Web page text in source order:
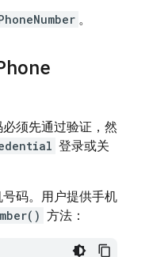
。
须先通过验证，然
登录或关
码。用户提供手机
方法：